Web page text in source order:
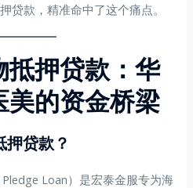
贷款，精准命中了这个痛点。
押贷款：华
美的资金桥梁
押贷款？
Loan）是宏泰金服专为海